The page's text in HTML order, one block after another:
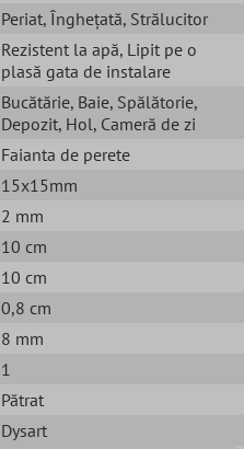
Periat, Înghețată, Strălucitor
Rezistent la apă, Lipit pe o
plasă gata de instalare
Bucătărie, Baie, Spălătorie,
Depozit, Hol, Cameră de zi
Faianta de perete
15x15mm
2 mm
10 cm
10 cm
0,8 cm
8 mm
1
Pătrat
Dysart